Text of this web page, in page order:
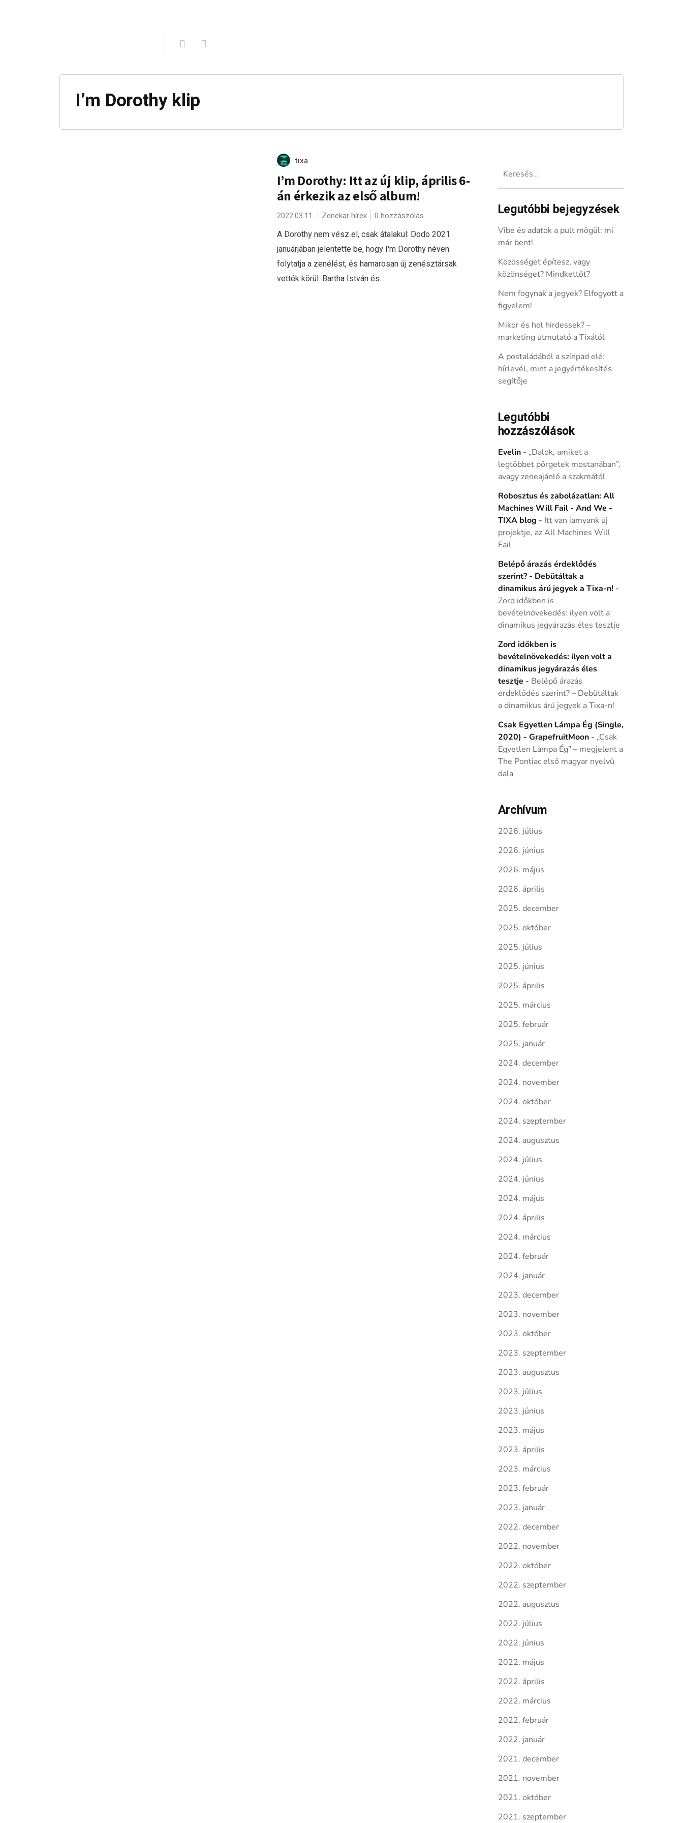
I’m Dorothy klip
tixa
I’m Dorothy: Itt az új klip, április 6-
án érkezik az első album!
2022.03.11. Zenekar hírek 0 hozzászólás
A Dorothy nem vész el, csak átalakul: Dodo 2021
januárjában jelentette be, hogy I'm Dorothy néven
folytatja a zenélést, és hamarosan új zenésztársak
vették körül: Bartha István és...
Legutóbbi bejegyzések
Vibe és adatok a pult mögül: mi
már bent!
Közösséget építesz, vagy
közönséget? Mindkettőt?
Nem fogynak a jegyek? Elfogyott a
figyelem!
Mikor és hol hirdessek? –
marketing útmutató a Tixától
A postaládából a színpad elé:
hírlevél, mint a jegyértékesítés
segítője
Legutóbbi
hozzászólások
Evelin- „Dalok, amiket a
legtöbbet pörgetek mostanában”,
avagy zeneajánló a szakmától
Robosztus és zabolázatlan: All
Machines Will Fail - And We -
TIXA blog - Itt van iamyank új
projektje, az All Machines Will
Fail
Belépő árazás érdeklődés
szerint? - Debütáltak a
dinamikus árú jegyek a Tixa-n! -
Zord időkben is
bevételnövekedés: ilyen volt a
dinamikus jegyárazás éles tesztje
Zord időkben is
bevételnövekedés: ilyen volt a
dinamikus jegyárazás éles
tesztje - Belépő árazás
érdeklődés szerint? – Debütáltak
a dinamikus árú jegyek a Tixa-n!
Csak Egyetlen Lámpa Ég (Single,
2020) - GrapefruitMoon- „Csak
Egyetlen Lámpa Ég” – megjelent a
The Pontiac első magyar nyelvű
dala
Archívum
2026. július
2026. június
2026. május
2026. április
2025. december
2025. október
2025. július
2025. június
2025. április
2025. március
2025. február
2025. január
2024. december
2024. november
2024. október
2024. szeptember
2024. augusztus
2024. július
2024. június
2024. május
2024. április
2024. március
2024. február
2024. január
2023. december
2023. november
2023. október
2023. szeptember
2023. augusztus
2023. július
2023. június
2023. május
2023. április
2023. március
2023. február
2023. január
2022. december
2022. november
2022. október
2022. szeptember
2022. augusztus
2022. július
2022. június
2022. május
2022. április
2022. március
2022. február
2022. január
2021. december
2021. november
2021. október
2021. szeptember